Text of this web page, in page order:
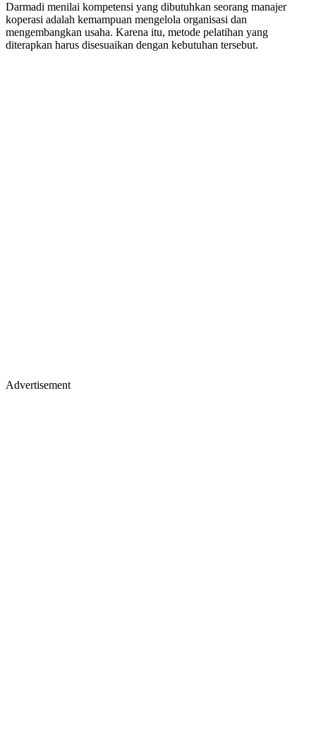
Darmadi menilai kompetensi yang dibutuhkan seorang manajer
koperasi adalah kemampuan mengelola organisasi dan
mengembangkan usaha. Karena itu, metode pelatihan yang
diterapkan harus disesuaikan dengan kebutuhan tersebut.
Advertisement